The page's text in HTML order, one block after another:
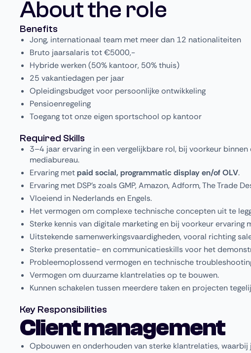
About the role
Benefits
Jong, internationaal team met meer dan 12 nationaliteiten
Bruto jaarsalaris tot €5000,-
Hybride werken (50% kantoor, 50% thuis)
25 vakantiedagen per jaar
Opleidingsbudget voor persoonlijke ontwikkeling
Pensioenregeling
Toegang tot onze eigen sportschool op kantoor
Required Skills
3–4 jaar ervaring in een vergelijkbare rol, bij voorkeur
mediabureau.
Ervaring metpaid social, programmatic display en/of OLV.
Ervaring met DSP’s zoals GMP, Amazon, Adform, The Trade
Vloeiend in Nederlands en Engels.
Het vermogen om complexe technische concepten uit te
Sterke kennis van digitale marketing en bij voorkeur ervaring
Uitstekende samenwerkingsvaardigheden, vooral richting
Sterke presentatie- en communicatieskills voor het
Probleemoplossend vermogen en technische
Vermogen om duurzame klantrelaties op te bouwen.
Kunnen schakelen tussen meerdere taken en projecten
Key Responsibilities
Client management
Opbouwen en onderhouden van sterke klantrelaties,